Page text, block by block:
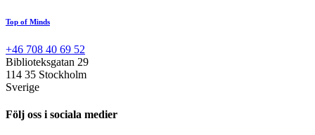
Top of Minds
+46 708 40 69 52
Biblioteksgatan 29
114 35 Stockholm
Sverige
Följ oss i sociala medier